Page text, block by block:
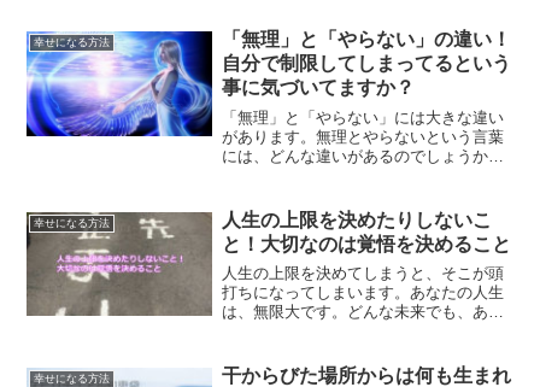
るのかについて、解説していきます。
幸せになる方法
「無理」と「やらない」の違い！
自分で制限してしまってるという
事に気づいてますか？
「無理」と「やらない」には大きな違い
があります。無理とやらないという言葉
には、どんな違いがあるのでしょうか？
ます。
幸せになる方法
人生の上限を決めたりしないこ
と！大切なのは覚悟を決めること
人生の上限を決めてしまうと、そこが頭
打ちになってしまいます。あなたの人生
は、無限大です。どんな未来でも、あな
ていきます。
幸せになる方法
干からびた場所からは何も生まれ